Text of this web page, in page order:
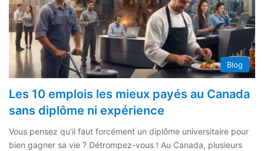
Blog
Les 10 emplois les mieux payés au Canada
sans diplôme ni expérience
Vous pensez qu’il faut forcément un diplôme universitaire pour
bien gagner sa vie ? Détrompez-vous ! Au Canada, plusieurs